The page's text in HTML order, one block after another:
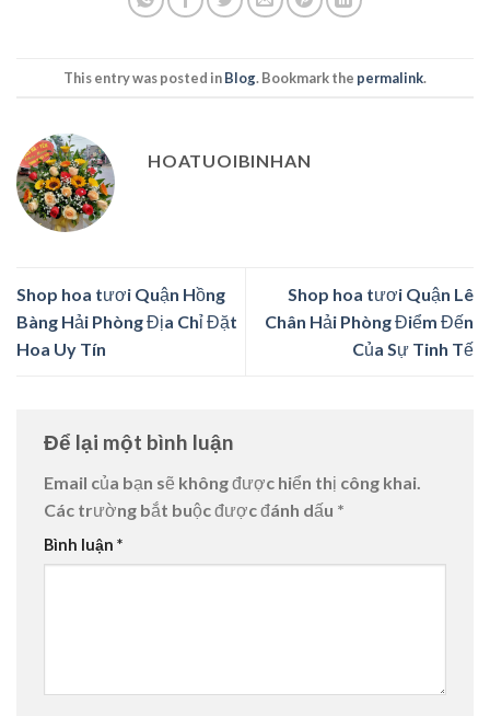
This entry was posted inBlog. Bookmark the permalink.
HOATUOIBINHAN
Shop hoa tươi Quận Hồng
Bàng Hải Phòng Địa Chỉ Đặt
Hoa Uy Tín
Shop hoa tươi Quận Lê
Chân Hải Phòng Điểm Đến
Của Sự Tinh Tế
Để lại một bình luận
Email của bạn sẽ không được hiển thị công khai.
Các trường bắt buộc được đánh dấu *
Bình luận *